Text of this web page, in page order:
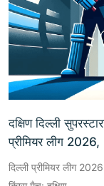
दक्षिण दिल्ली
प्रीमियर लीग
दिल्ली प्रीमियर लीग